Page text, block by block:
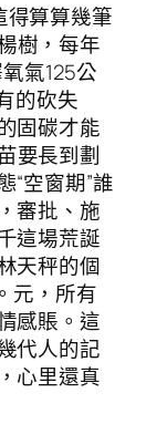
得算算幾筆
樹，每年
氣125公
的砍失
固碳才能
要長到劃
“空窗期”誰
審批、施
這場荒誕
天秤的個
元，所有
感賬。這
代人的記
心里還真